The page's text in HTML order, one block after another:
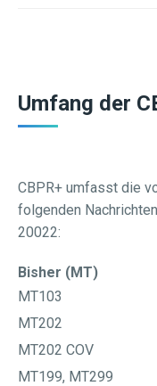
Umfang der
CBPR+ umfasst die
folgenden
20022:
Bisher (MT)
MT103
MT202
MT202 COV
MT199, MT299